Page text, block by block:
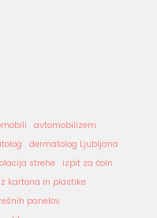
avtomobilizem
dermatolog Ljubljana
strehe
izpit za čoln
kartona in plastike
panelov